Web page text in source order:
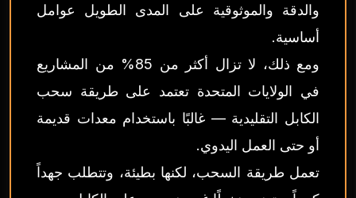
والدقة والموثوقية على المدى الطويل عوامل
أساسية.
ومع ذلك، لا تزال أكثر من 85% من المشاريع
في الولايات المتحدة تعتمد على طريقة سحب
الكابل التقليدية — غالبًا باستخدام معدات قديمة
أو حتى العمل اليدوي.
تعمل طريقة السحب، لكنها بطيئة، وتتطلب جهداً